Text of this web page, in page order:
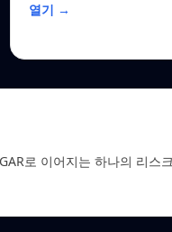
열기 →
이어지는 하나의 리스크